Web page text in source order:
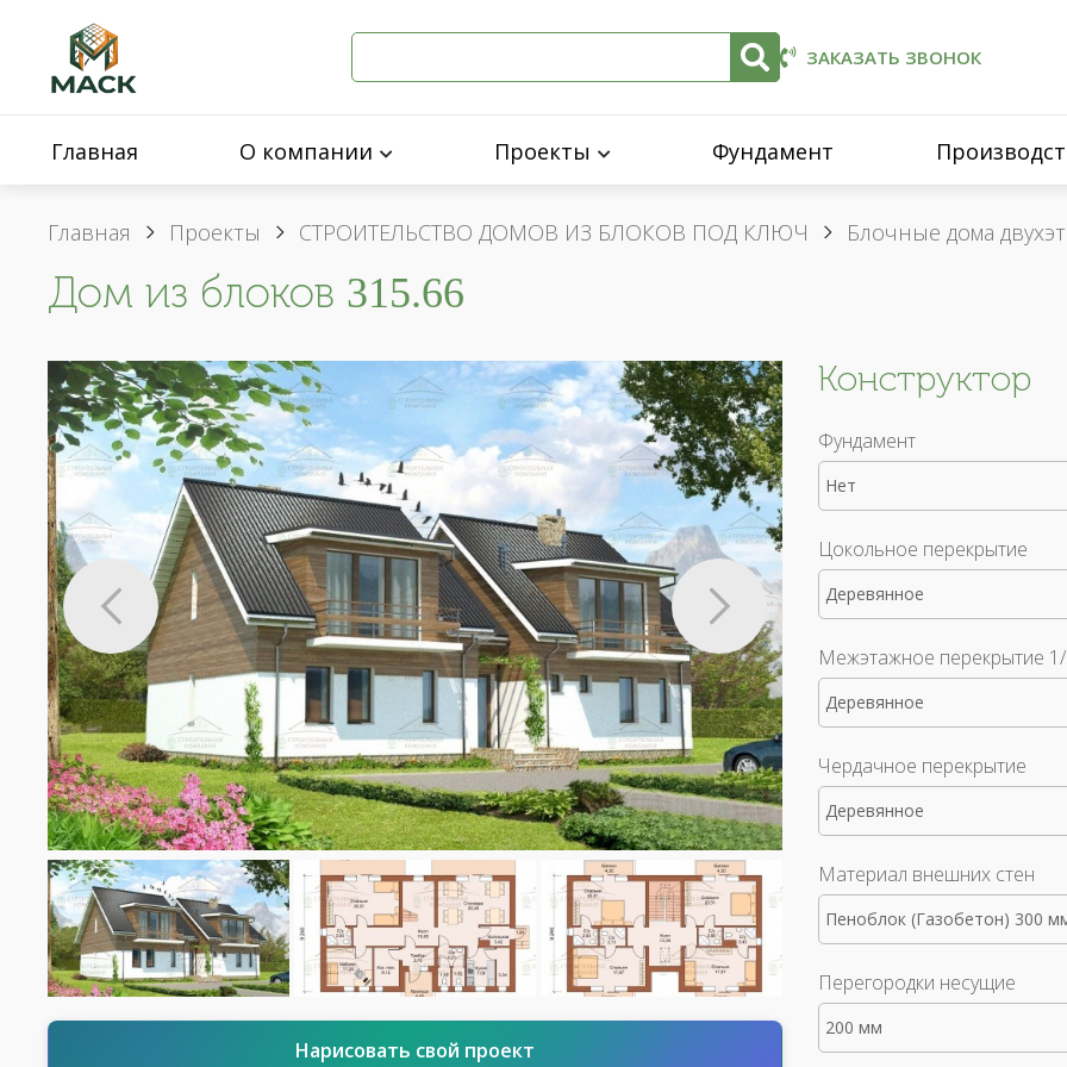
ЗАКАЗАТЬ ЗВОНОК
Главная О компании Проекты Фундамент
Главная Проекты СТРОИТЕЛЬСТВО ДОМОВ ИЗ БЛОКОВ ПОД КЛЮЧ Блочные дома
Дом из блоков 315.66
Нарисовать свой проект
Конструктор
Фундамент
Нет
Цокольное перекрытие
Деревянное
Межэтажное перекрытие
Деревянное
Чердачное перекрытие
Деревянное
Материал внешних стен
Пеноблок (Газобетон) 300
Перегородки несущие
200 мм